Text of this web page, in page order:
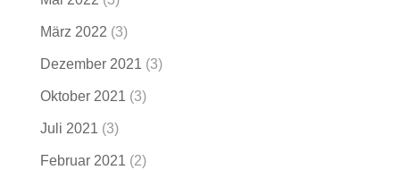
März 2022 (3)
Dezember 2021 (3)
Oktober 2021 (3)
Juli 2021 (3)
Februar 2021 (2)